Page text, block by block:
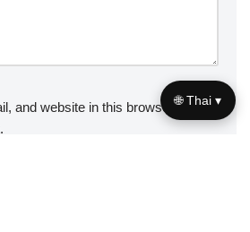
and website in this browser for the
🌐 Thai ▾